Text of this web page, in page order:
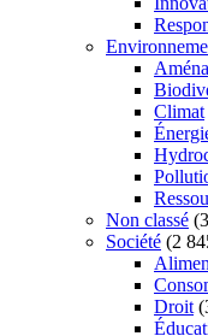
Climat
Non classé
Société (2
Droit